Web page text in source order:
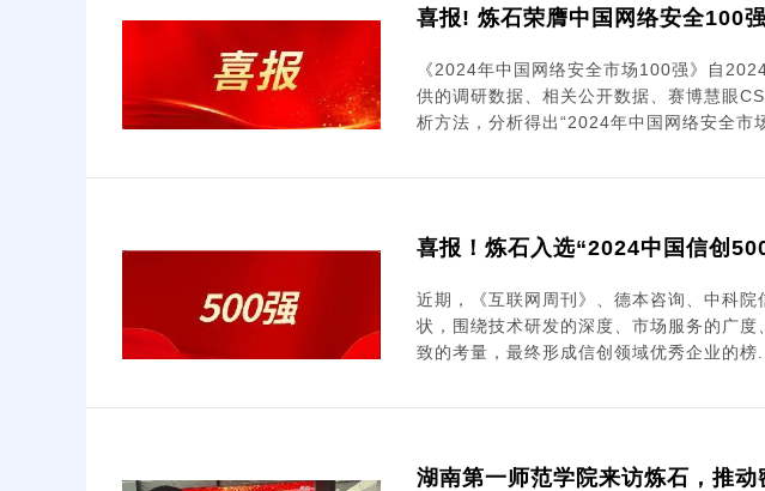
喜报! 炼石荣膺中国网络安全100强
《2024年中国网络安全市场100强》自
供的调研数据、相关公开数据、赛博慧眼
析方法，分析得出“2024年中国网络安全市
喜报！炼石入选“2024中国信创
近期，《互联网周刊》、德本咨询、中科
状，围绕技术研发的深度、市场服务的广
致的考量，最终形成信创领域优秀企业的榜
湖南第一师范学院来访炼石，推